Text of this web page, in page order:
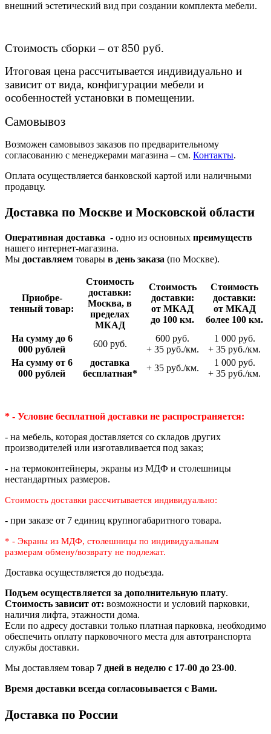
внешний эстетический вид при создании комплекта мебели.
Стоимость сборки – от 850 руб.
Итоговая цена рассчитывается индивидуально и
зависит от вида, конфигурации мебели и
особенностей установки в помещении.
Самовывоз
Возможен самовывоз заказов по предварительному
согласованию с менеджерами магазина – см. Контакты.
Оплата осуществляется банковской картой или наличными
продавцу.
Доставка по Москве и Московской области
Оперативная доставка - одно из основных преимуществ
нашего интернет-магазина.
Мы доставляем товары в день заказа (по Москве).
Приобре­
тенный товар:
Стои­мость
доставки:
Москва, в
пределах
МКАД
Стои­мость
доставки:
от МКАД
до 100 км.
Стои­мость
доставки:
от МКАД
более 100 км.
На сумму до 6
000 рублей
600 руб.
600 руб.
+ 35 руб./км.
1 000 руб.
+ 35 руб./км.
На сумму от 6
000 рублей
доставка
беспла­тная*
+ 35 руб./км.
1 000 руб.
+ 35 руб./км.
* - Условие бесплатной доставки не распространяется:
- на мебель, которая доставляется со складов других
производителей или изготавливается под заказ;
- на термоконтейнеры, экраны из МДФ и столешницы
нестандартных размеров.
Стоимость доставки рассчитывается индивидуально:
- при заказе от 7 единиц крупногабаритного товара.
* - Экраны из МДФ, столешницы по индивидуальным
размерам обмену/возврату не подлежат.
Доставка осуществляется до подъезда.
Подъем осуществляется за дополнительную плату.
Стоимость зависит от: возможности и условий парковки,
наличия лифта, этажности дома.
Если по адресу доставки только платная парковка, необходимо
обеспечить оплату парковочного места для автотранспорта
службы доставки.
Мы доставляем товар 7 дней в неделю с 17-00 до 23-00.
Время доставки всегда согласовывается с Вами.
Доставка по России